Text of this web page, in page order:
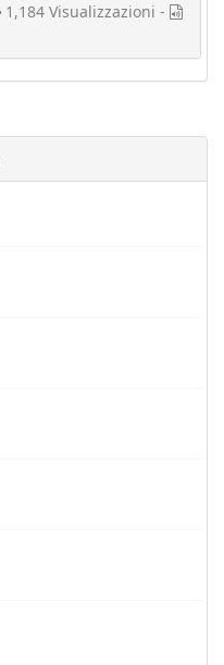
1,184 Visualizzazioni -